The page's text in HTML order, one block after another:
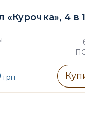
«Курочка», 4 в 1
грн